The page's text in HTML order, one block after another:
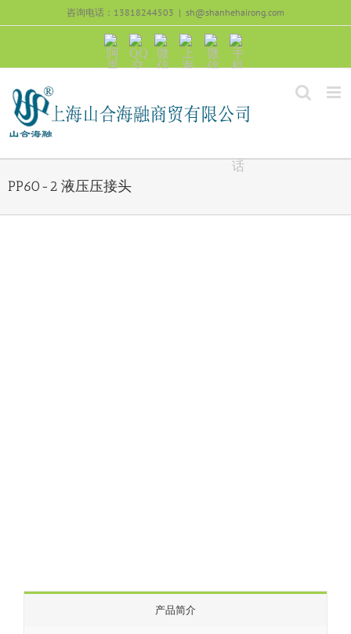
咨询电话：13818244503 | sh@shanhehairong.com
阿
里
通
QQ
交
微
信
shanhehairong
上
海
融
微
微
信
手
机
接
拨
话
PP60-2 液压压接头
产品简介